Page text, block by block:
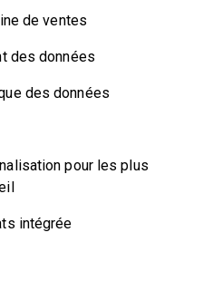
de ventes
des données
des données
pour les plus
intégrée